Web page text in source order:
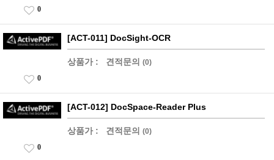
0
[ACT-011] DocSight-OCR
상품가 : 견적문의 (0)
0
[ACT-012] DocSpace-Reader Plus
상품가 : 견적문의 (0)
0